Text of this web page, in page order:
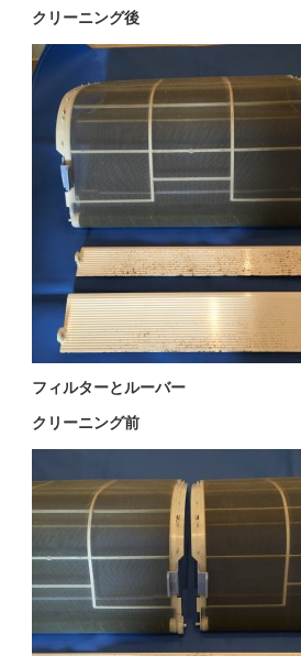
クリーニング後
フィルターとルーバー
クリーニング前